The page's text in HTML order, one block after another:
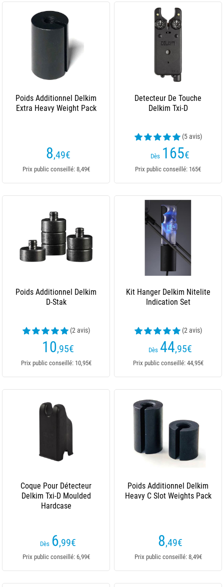
Poids Additionnel Delkim
Extra Heavy Weight Pack
8,49€
Prix public conseillé: 8,49€
Detecteur De Touche
Delkim Txi-D
(5 avis)
Dès 165€
Prix public conseillé: 165€
Poids Additionnel Delkim
D-Stak
(2 avis)
10,95€
Prix public conseillé: 10,95€
Kit Hanger Delkim Nitelite
Indication Set
(2 avis)
Dès 44,95€
Prix public conseillé: 44,95€
Coque Pour Détecteur
Delkim Txi-D Moulded
Hardcase
Dès 6,99€
Prix public conseillé: 6,99€
Poids Additionnel Delkim
Heavy C Slot Weights Pack
8,49€
Prix public conseillé: 8,49€